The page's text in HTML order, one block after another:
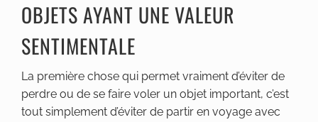
OBJETS AYANT UNE VALEUR
SENTIMENTALE
La première chose qui permet vraiment d’éviter de
perdre ou de se faire voler un objet important, c’est
tout simplement d’éviter de partir en voyage avec